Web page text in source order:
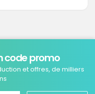
code promo
et offres, de milliers